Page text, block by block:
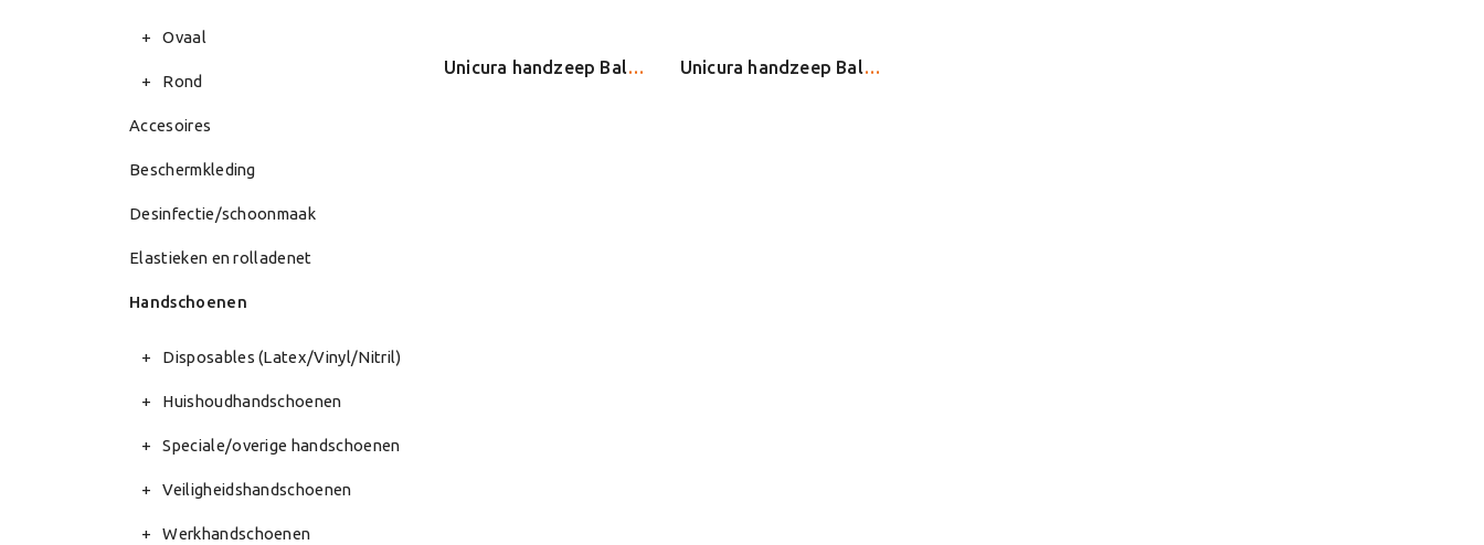
Ovaal
Rond
Accesoires
Beschermkleding
Desinfectie/schoonmaak
Elastieken en rolladenet
Handschoenen
Disposables (Latex/Vinyl/Nitril)
Huishoudhandschoenen
Speciale/overige handschoenen
Veiligheidshandschoenen
Werkhandschoenen
Unicura handzeep Balans (anti bacterieel) 250ml (20026) Unicura handzeep Balans (anti bacterieel) 250ml (20028)